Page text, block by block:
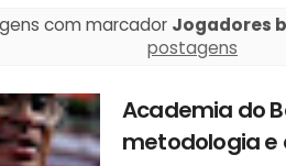
com marcador Jogadores
postagens
Academia do
metodologia e